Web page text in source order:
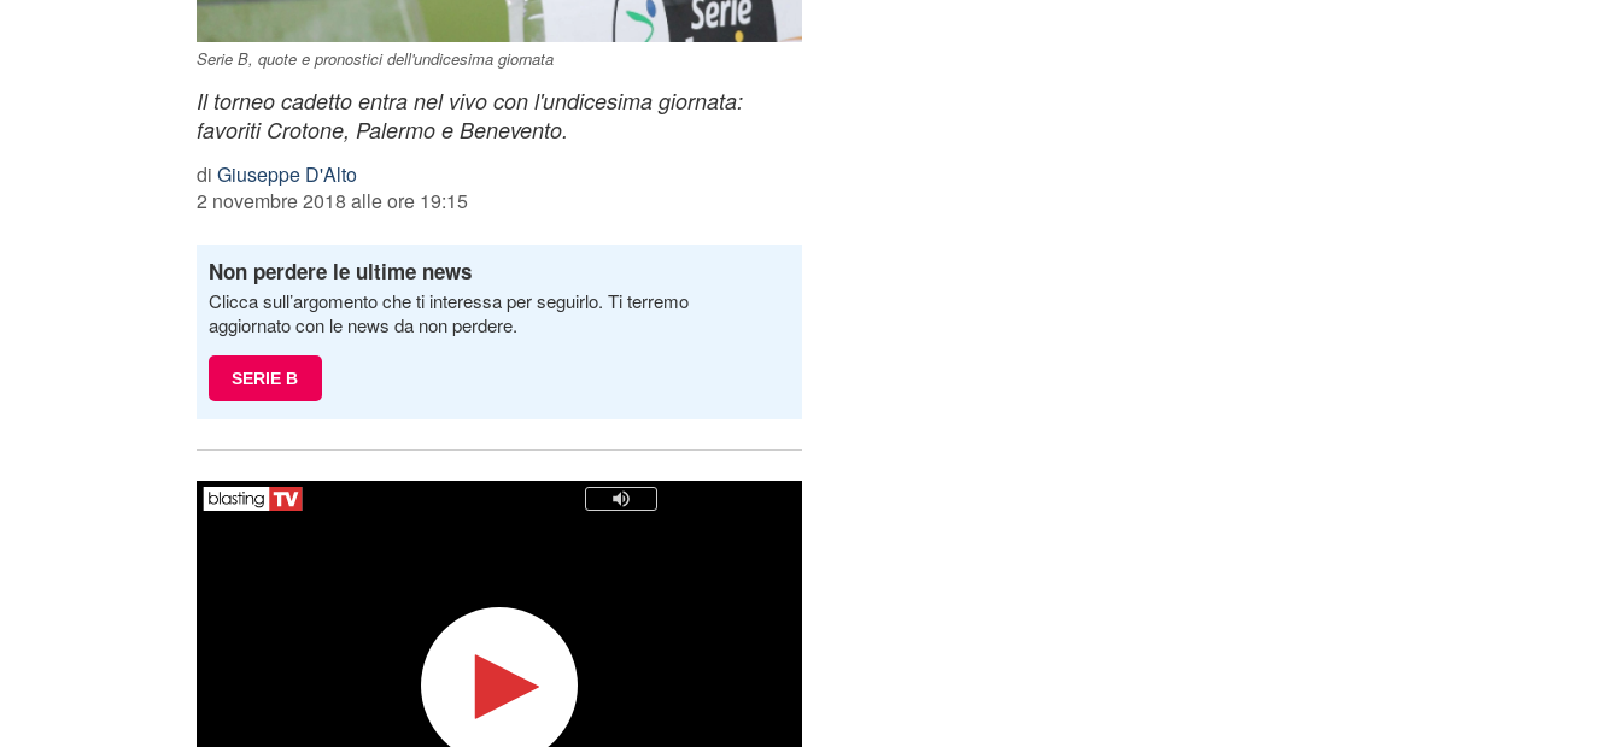
Serie B, quote e pronostici dell'undicesima giornata
Il torneo cadetto entra nel vivo con l'undicesima giornata:
favoriti Crotone, Palermo e Benevento.
di Giuseppe D'Alto
2 novembre 2018 alle ore 19:15
Non perdere le ultime news
Clicca sull’argomento che ti interessa per seguirlo. Ti terremo
aggiornato con le news da non perdere.
SERIE B